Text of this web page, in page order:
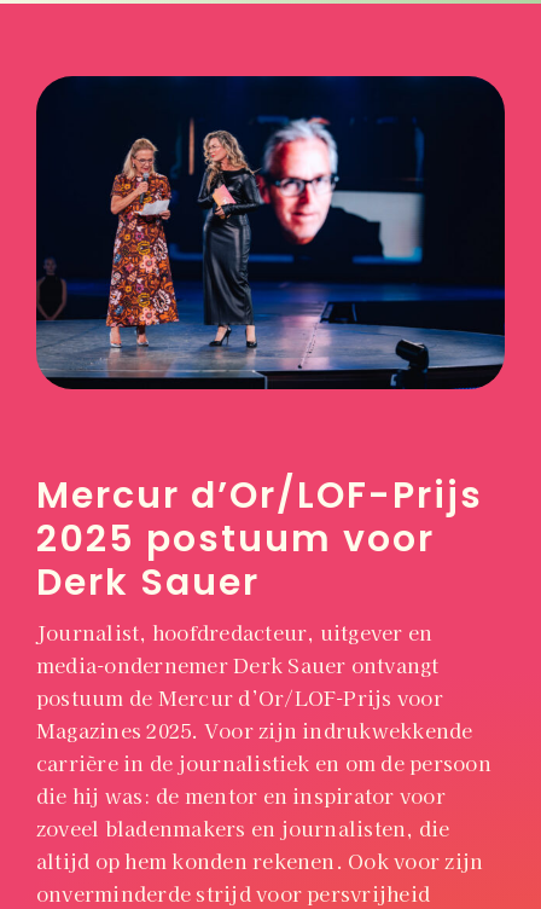
Mercur d’Or/LOF-Prijs
2025 postuum voor
Derk Sauer
Journalist, hoofdredacteur, uitgever en
media-ondernemer Derk Sauer ontvangt
postuum de Mercur d’Or/LOF-Prijs voor
Magazines 2025. Voor zijn indrukwekkende
carrière in de journalistiek en om de persoon
die hij was: de mentor en inspirator voor
zoveel bladenmakers en journalisten, die
altijd op hem konden rekenen. Ook voor zijn
onverminderde strijd voor persvrijheid